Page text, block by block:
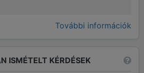
További információk
ISMÉTELT KÉRDÉSEK